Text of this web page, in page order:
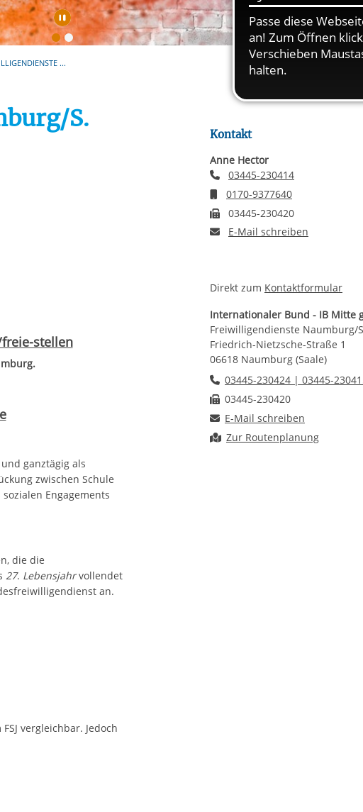
notwendige Cookies, die erforderlich zur Bereitstellung
Website-Funktionen sind. Diese Cookies setzen wir
von einer Einwilligung.
Automatische Wiedergabe starten/
...
S.
stellen
ganztägig als
zwischen Schule
Engagements
die die
27. Lebensjahrvollendet
an.
vergleichbar. Jedoch
Kontakt
Anne Hector
Telefonnummer
03445-230414
Email senden
0170-9377640
Faxnummer
03445-230420
E-Mail an Anne Hector
E-Mail schreiben
Direkt zum Kontaktformular
Internationaler Bund - IB Mitte
Freiwilligendienste Naumburg/
Friedrich-Nietzsche-Straße 1
06618 Naumburg (Saale)
Telefonnummer
03445-230424 | 03445-
Faxnummer
03445-230420
E-Mail an Freiwilligendienste
E-Mail schreiben
Route planen
Zur Routenplanung